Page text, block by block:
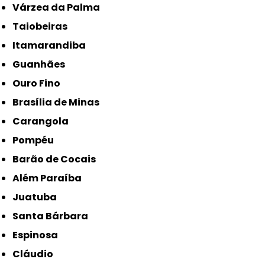
Várzea da Palma
Taiobeiras
Itamarandiba
Guanhães
Ouro Fino
Brasília de Minas
Carangola
Pompéu
Barão de Cocais
Além Paraíba
Juatuba
Santa Bárbara
Espinosa
Cláudio